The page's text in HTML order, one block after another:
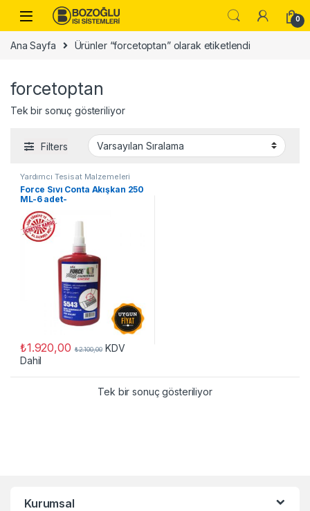
Skip to navigation
Skip to content
0
Ana Sayfa Ürünler “forcetoptan” olarak etiketlendi
forcetoptan
Tek bir sonuç gösteriliyor
Filters
Yardımcı Tesisat Malzemeleri
Force Sıvı Conta Akışkan 250
ML-6 adet-
₺1.920,00 ₺2.100,00 KDV
Dahil
Tek bir sonuç gösteriliyor
Kurumsal